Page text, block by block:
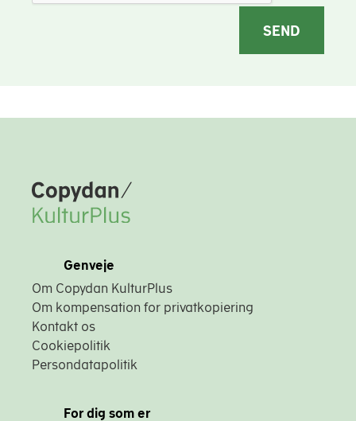
Copydan
Genveje
Om Copydan KulturPlus
Om kompensation for privatkopiering
Kontakt os
Cookiepolitik
Persondatapolitik
For dig som er